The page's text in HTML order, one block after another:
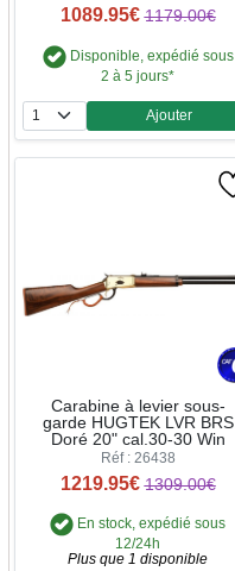
1089.95€ 1179.00€
Disponible, expédié sous
2 à 5 jours*
Quantité
Ajouter
Carabine à levier sous-
garde HUGTEK LVR BRS
Doré 20" cal.30-30 Win
Réf : 26438
1219.95€ 1309.00€
En stock, expédié sous
12/24h
Plus que 1 disponible